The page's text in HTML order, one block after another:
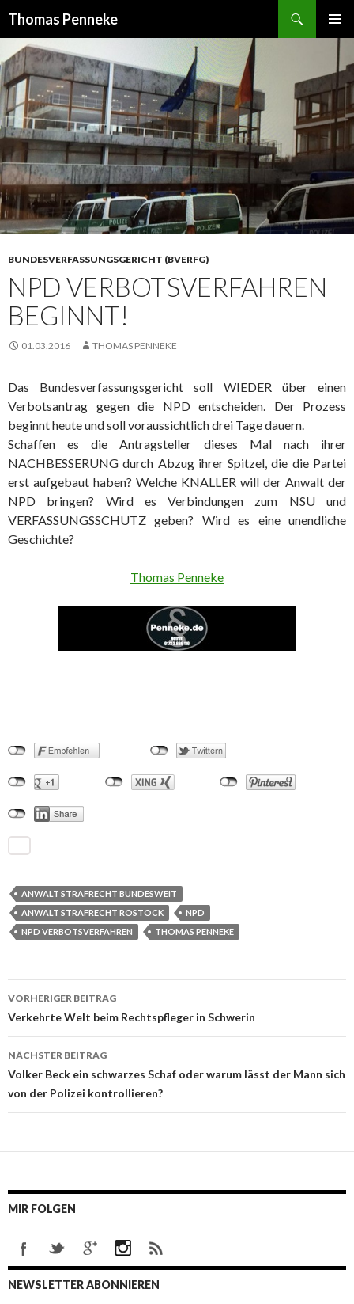
Thomas Penneke
MENÜ
ZUM
INHALT
BUNDESVERFASSUNGSGERICHT (BVERFG)
NPD VERBOTSVERFAHREN
BEGINNT!
01.03.2016 THOMAS PENNEKE
Das Bundesverfassungsgericht soll WIEDER über einen
Verbotsantrag gegen die NPD entscheiden. Der Prozess
beginnt heute und soll voraussichtlich drei Tage dauern.
Schaffen es die Antragsteller dieses Mal nach ihrer
NACHBESSERUNG durch Abzug ihrer Spitzel, die die Partei
erst aufgebaut haben? Welche KNALLER will der Anwalt der
NPD bringen? Wird es Verbindungen zum NSU und
VERFASSUNGSSCHUTZ geben? Wird es eine unendliche
Geschichte?
Thomas Penneke
ANWALT STRAFRECHT BUNDESWEIT
ANWALT STRAFRECHT ROSTOCK
NPD
NPD VERBOTSVERFAHREN
THOMAS PENNEKE
Beitrags-
Navigation
VORHERIGER BEITRAG
Verkehrte Welt beim Rechtspfleger in Schwerin
NÄCHSTER BEITRAG
Volker Beck ein schwarzes Schaf oder warum lässt der Mann sich
von der Polizei kontrollieren?
MIR FOLGEN
NEWSLETTER ABONNIEREN